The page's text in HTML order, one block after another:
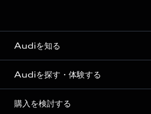
Audiを知る
Audi ブランド
Story of Progress
Audiを探す・体験する
ディーラー検索
購入を検討する